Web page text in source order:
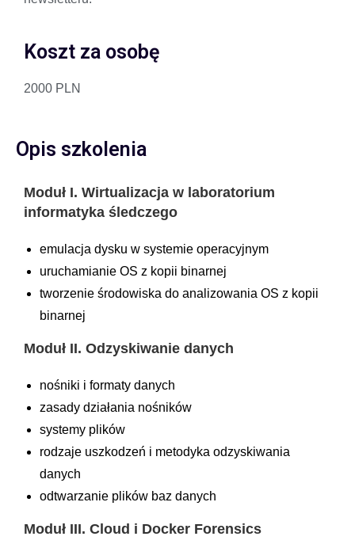
Koszt za osobę
2000 PLN
Opis szkolenia
Moduł I. Wirtualizacja w laboratorium
informatyka śledczego
emulacja dysku w systemie operacyjnym
uruchamianie OS z kopii binarnej
tworzenie środowiska do analizowania OS z kopii
binarnej
Moduł II. Odzyskiwanie danych
nośniki i formaty danych
zasady działania nośników
systemy plików
rodzaje uszkodzeń i metodyka odzyskiwania
danych
odtwarzanie plików baz danych
Moduł III. Cloud i Docker Forensics